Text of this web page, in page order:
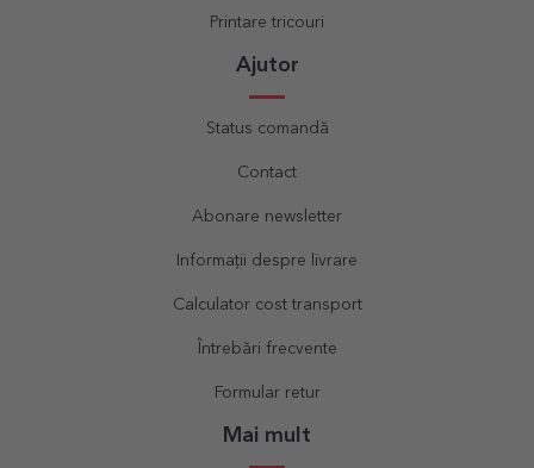
Printare tricouri
Ajutor
Status comandă
Contact
Abonare newsletter
Informații despre livrare
Calculator cost transport
Întrebări frecvente
Formular retur
Mai mult